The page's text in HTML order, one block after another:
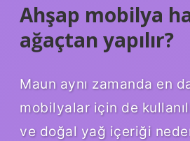
Ahşap mobilya
ağaçtan yapılır?
Maun aynı zamanda en
mobilyalar için de
ve doğal yağ içeriği